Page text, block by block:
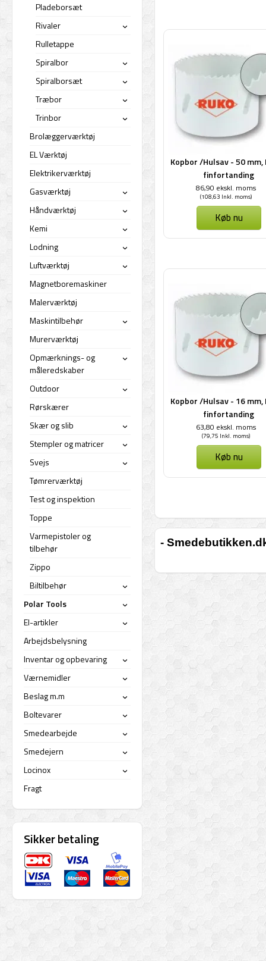
Kopbor /Hulsav - 50 mm,
finfortanding
86,90 ekskl. moms
(108,63 Inkl. moms)
Køb nu
Kopbor /Hulsav - 16 mm,
finfortanding
63,80 ekskl. moms
(79,75 Inkl. moms)
Køb nu
-
Pladeborsæt
Rivaler
›
Rulletappe
Spiralbor
›
Spiralborsæt ›
Træbor ›
Trinbor ›
Brolæggerværktøj
EL Værktøj
Elektrikerværktøj
Gasværktøj
›
Håndværktøj ›
Kemi ›
Lodning ›
Luftværktøj ›
Magnetboremaskiner
Malerværktøj
Maskintilbehør
›
Murerværktøj
Opmærknings- og
måleredskaber
›
Outdoor ›
Rørskærer
Skær og slib
›
Stempler og matricer ›
Svejs ›
Tømrerværktøj
Test og inspektion
Toppe
Varmepistoler og
tilbehør
Zippo
Biltilbehør
›
Polar Tools ›
El-artikler ›
Arbejdsbelysning
Inventar og opbevaring
›
Værnemidler ›
Beslag m.m ›
Boltevarer ›
Smedearbejde ›
Smedejern ›
Locinox ›
Fragt
Sikker betaling